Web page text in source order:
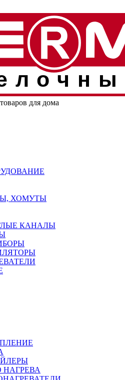
для дома
ХОМУТЫ
КАНАЛЫ